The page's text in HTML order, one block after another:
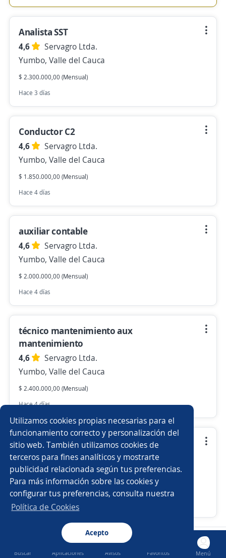
Utilizamos cookies propias necesarias para el
funcionamiento correcto y personalización del
sitio web. También utilizamos cookies de
terceros para fines analíticos y mostrarte
publicidad relacionada según tus preferencias.
Para más información sobre las cookies y
configurar tus preferencias, consulta nuestra
Política de Cookies
Acepto
Buscar Aplicaciones Avisos Favoritos Menú
Analista SST
4,6
Servagro Ltda.
Yumbo, Valle del Cauca
$ 2.300.000,00 (Mensual)
Hace 3 días
Conductor C2
4,6
Servagro Ltda.
Yumbo, Valle del Cauca
$ 1.850.000,00 (Mensual)
Hace 4 días
auxiliar contable
4,6
Servagro Ltda.
Yumbo, Valle del Cauca
$ 2.000.000,00 (Mensual)
Hace 4 días
técnico mantenimiento aux
mantenimiento
4,6
Servagro Ltda.
Yumbo, Valle del Cauca
$ 2.400.000,00 (Mensual)
Hace 4 días
auxiliar de producción
4,6
Servagro Ltda.
Yumbo, Valle del Cauca
Hace 4 días
Nuevas ofertas de empleo Avísame